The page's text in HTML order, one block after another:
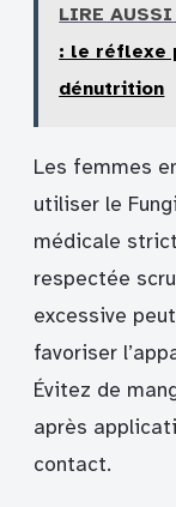
LIRE AUSSI
: le réflexe
dénutrition
Les femmes
utiliser le
médicale
respectée
excessive
favoriser
Évitez de
après
contact.